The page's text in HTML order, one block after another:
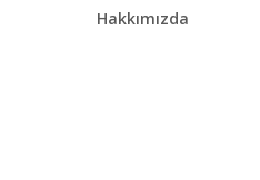
Hakkımızda